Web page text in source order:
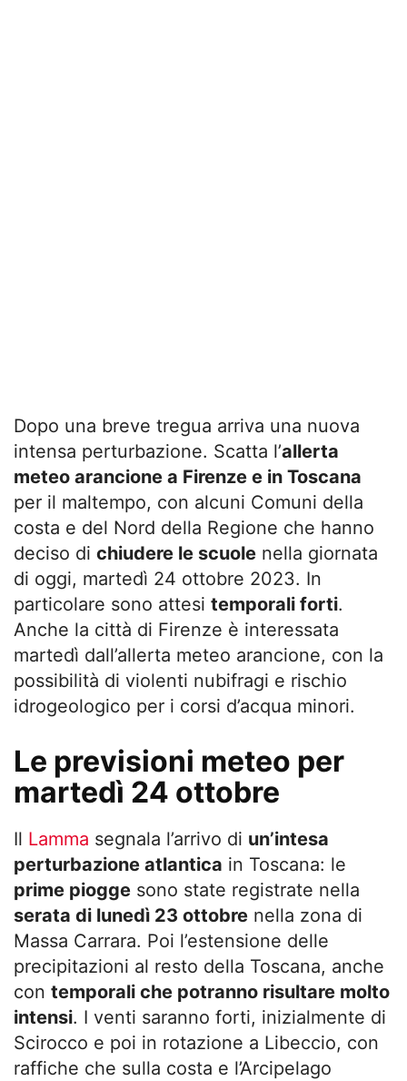
Dopo una breve tregua arriva una nuova
intensa perturbazione. Scatta l’allerta
meteo arancione a Firenze e in Toscana
per il maltempo, con alcuni Comuni della
costa e del Nord della Regione che hanno
deciso di chiudere le scuole nella giornata
di oggi, martedì 24 ottobre 2023. In
particolare sono attesi temporali forti.
Anche la città di Firenze è interessata
martedì dall’allerta meteo arancione, con la
possibilità di violenti nubifragi e rischio
idrogeologico per i corsi d’acqua minori.
Le previsioni meteo per
martedì 24 ottobre
Il Lamma segnala l’arrivo di un’intesa
perturbazione atlantica in Toscana: le
prime piogge sono state registrate nella
serata di lunedì 23 ottobre nella zona di
Massa Carrara. Poi l’estensione delle
precipitazioni al resto della Toscana, anche
con temporali che potranno risultare molto
intensi. I venti saranno forti, inizialmente di
Scirocco e poi in rotazione a Libeccio, con
raffiche che sulla costa e l’Arcipelago